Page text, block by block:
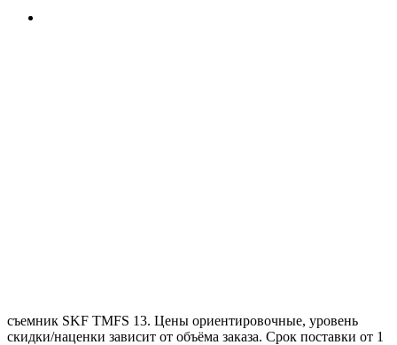
съемник SKF TMFS 13. Цены ориентировочные, уровень
скидки/наценки зависит от объёма заказа. Срок поставки от 1